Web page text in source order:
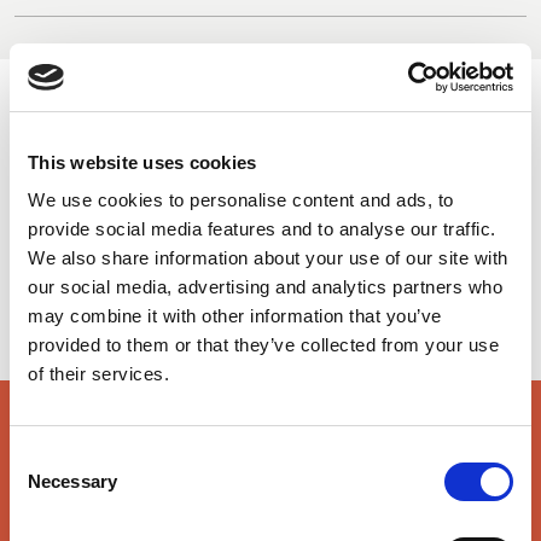
This website uses cookies
We use cookies to personalise content and ads, to
provide social media features and to analyse our traffic.
We also share information about your use of our site with
our social media, advertising and analytics partners who
may combine it with other information that you’ve
provided to them or that they’ve collected from your use
of their services.
Selection
Necessary
COULEURS DISPONIBLES
des renseignements sur les nouveaux ajouts à la gamme
de couleurs, y compris ceux qui sont disponibles par
l'intermédiaire du service de colorant spécial qui peut faire
l'objet d'ordonnances de meterage minimales